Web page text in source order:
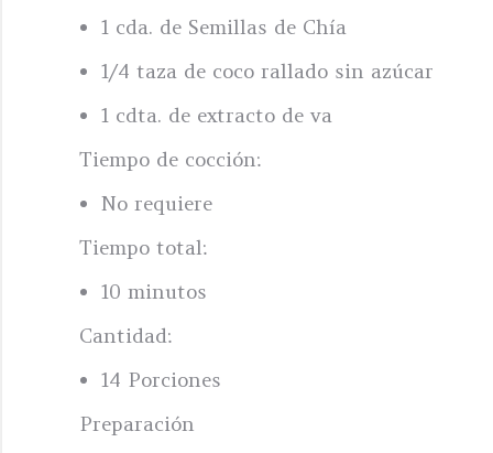
1 cda. de Semillas de Chía
1/4 taza de coco rallado sin azúcar
1 cdta. de extracto de va
Tiempo de cocción:
No requiere
Tiempo total:
10 minutos
Cantidad:
14 Porciones
Preparación